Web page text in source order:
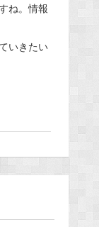
ね。情報
いきたい